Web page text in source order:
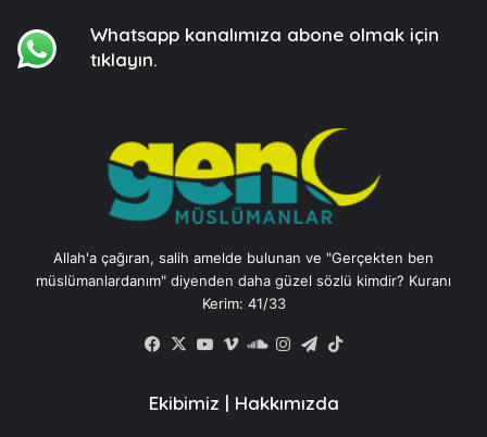
Whatsapp kanalımıza abone olmak için
tıklayın.
Allah'a çağıran, salih amelde bulunan ve "Gerçekten ben
müslümanlardanım" diyenden daha güzel sözlü kimdir? Kuranı
Kerim: 41/33
Facebook
X YouTube
VimeoSoundCloud
Instagram
Telegram
Ekibimiz | Hakkımızda